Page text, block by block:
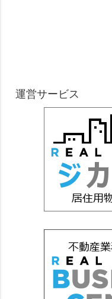
運営サービス